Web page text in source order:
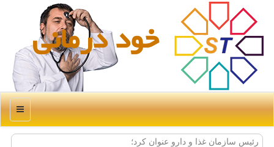
خود درمانی
منو
رئیس سازمان غذا و دارو عنوان كرد؛